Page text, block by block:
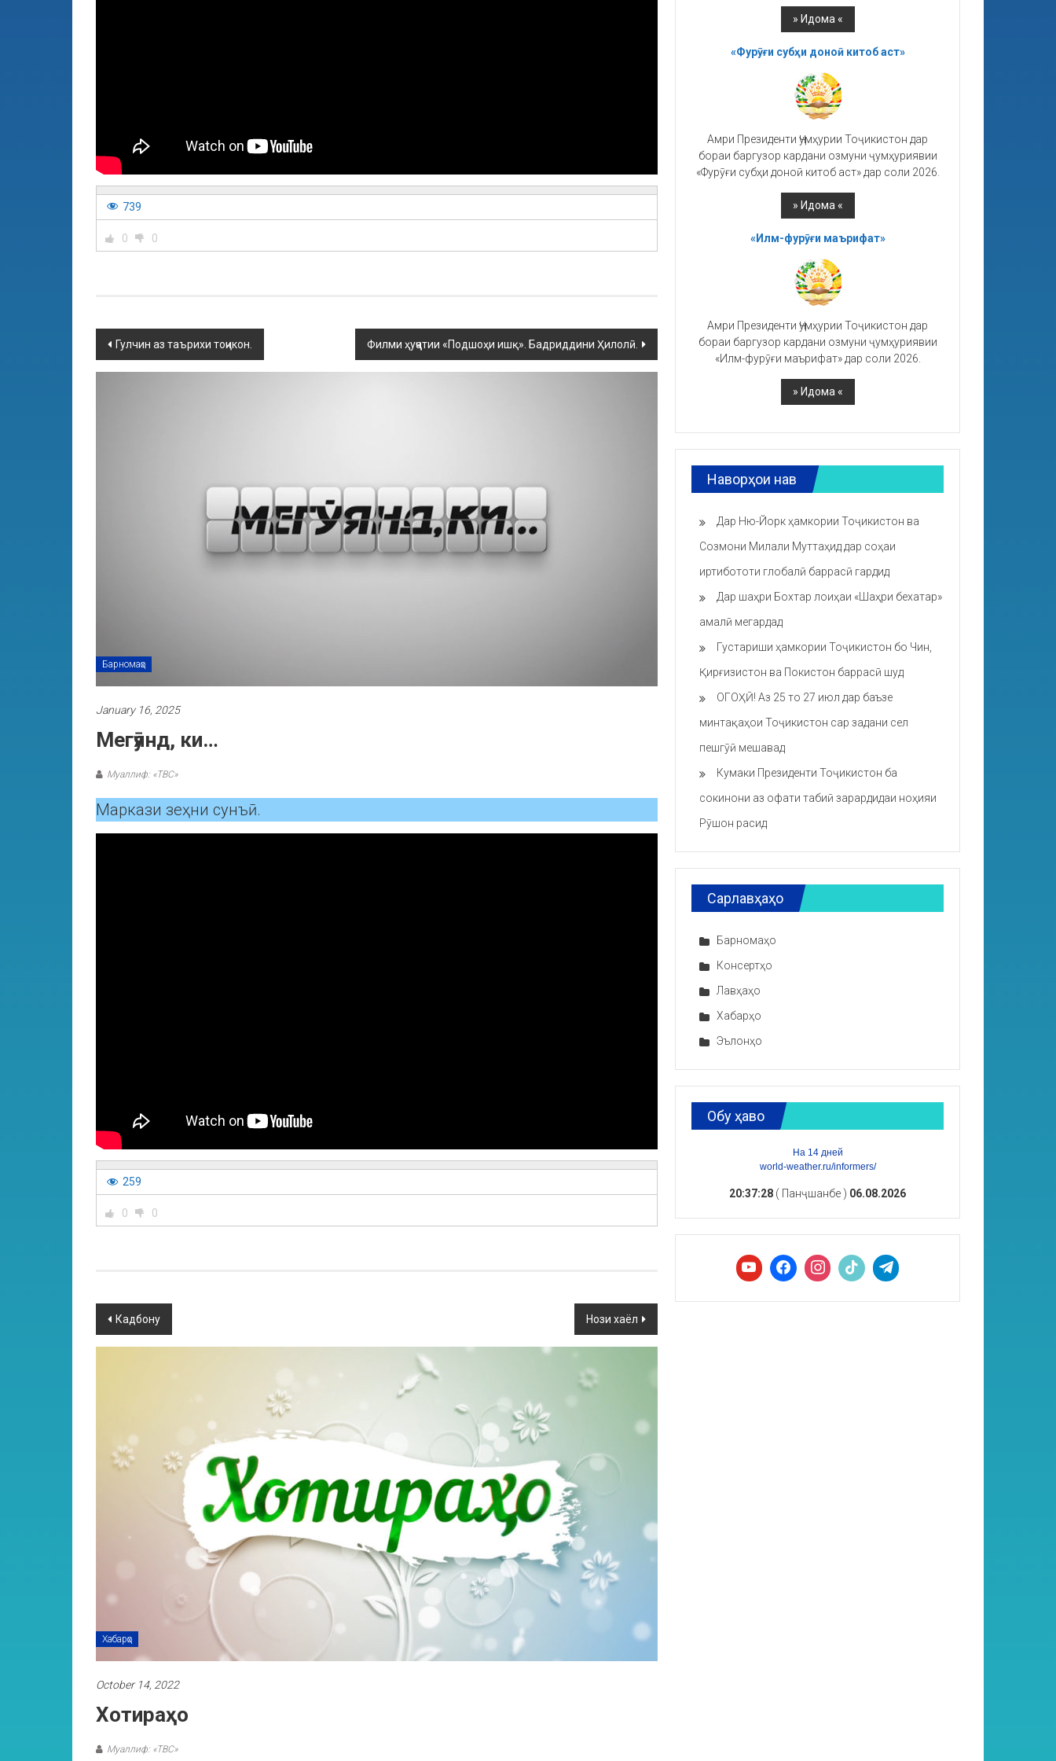
739
0 0
Гулчин аз таърихи тоҷикон. Филми ҳуҷҷатии «Подшоҳи ишқ». Бадриддини Ҳилолӣ.
Барномаҳо
January 16, 2025
Мегӯянд, ки…
Муаллиф: «ТВС»
Маркази зеҳни сунъӣ.
259
0 0
Кадбону Нози хаёл
Хабарҳо
October 14, 2022
Хотираҳо
Муаллиф: «ТВС»
«Фурӯғи субҳи доноӣ китоб аст»
Амри Президенти Ҷумҳурии Тоҷикистон дар
бораи баргузор кардани озмуни ҷумҳуриявии
«Фурӯғи субҳи доноӣ китоб аст» дар соли 2026.
«Илм-фурӯғи маърифат»
Амри Президенти Ҷумҳурии Тоҷикистон дар
бораи баргузор кардани озмуни ҷумҳуриявии
«Илм-фурӯғи маърифат» дар соли 2026.
Наворҳои нав
Дар Ню-Йорк ҳамкории Тоҷикистон ва
Созмони Милали Муттаҳид дар соҳаи
иртибототи глобалӣ баррасӣ гардид
Дар шаҳри Бохтар лоиҳаи «Шаҳри бехатар»
амалӣ мегардад
Густариши ҳамкории Тоҷикистон бо Чин,
Қирғизистон ва Покистон баррасӣ шуд
ОГОҲӢ! Аз 25 то 27 июл дар баъзе
минтақаҳои Тоҷикистон сар задани сел
пешгӯӣ мешавад
Кумаки Президенти Тоҷикистон ба
сокинони аз офати табиӣ зарардидаи ноҳияи
Рӯшон расид
Сарлавҳаҳо
Барномаҳо
Консертҳо
Лавҳаҳо
Хабарҳо
Эълонҳо
Обу ҳаво
На 14 дней
world-weather.ru/informers/
20:37:29 ( Панҷшанбе ) 06.08.2026